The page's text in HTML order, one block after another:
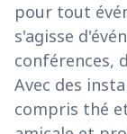
pour tout
s'agisse
conférences,
Avec des
compris thé